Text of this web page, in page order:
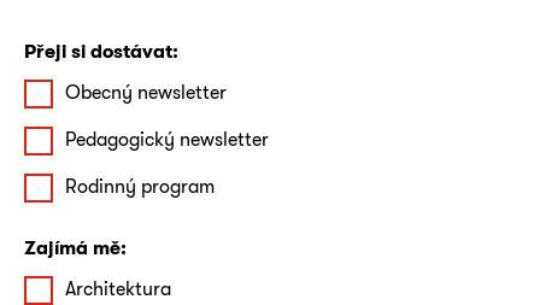
Přeji si dostávat:
Obecný newsletter
Pedagogický newsletter
Rodinný program
Zajímá mě:
Architektura